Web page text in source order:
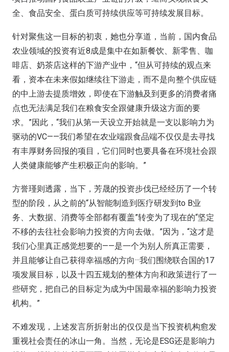
全、食品安全、蛋白质可持续供应等可持续发展目标。
针对聚焦这一目标的初衷，她也分享道，当前，国内食品
农业领域的投资有近8成是集中在如新餐饮、新零售、咖
啡店、奶茶店这样的下游产业中，“但从可持续的观点来
看，资本在未来假如继续往下游走，而不是向整个供应链
的中上游去提质增效，即使在下游触及到更多的消费者痛
点也无法满足我们在粮食安全跟健康升级这方面的要
求。”因此，“我们从第一天设立开始就是一支以影响力为
驱动的VC——我们希望在农业端跟食品端不仅仅是去寻找
有丰厚财务回报的项目，它们同时也要具备在环境社会跟
人类健康能够产生积极正向的影响。”
方誉瑾则透露，当下，芳晟的投资步伐已经经历了一个转
型的阶段，从之前的“从智能制造到医疗研发到to B业
务、大数据、消费等全部都有覆盖”转变为了现在的“坚定
不移的去往社会影响力投资的方向去做。”因为，“这才是
我们心里真正感觉想要的——是一个为别人所真正需要，
并且能够让自己获得幸福感的方向···我们围绕联合国的17
项发展目标，以及十四五规划的整体方向和政策进行了一
些研究，把自己的目标定为成为中国最幸福的影响力投资
机构。”
不难发现，上述发言所折射出的仅仅是当下投资机构愈发
重视社会责任的冰山一角。当然，无论是ESG还是影响力